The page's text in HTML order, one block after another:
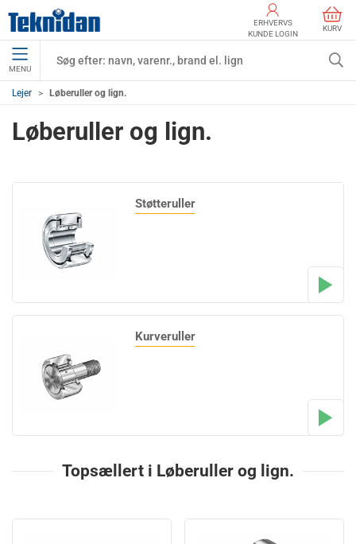
ERHVERVS
KUNDE LOGIN
KURV
MENU
Lejer Løberuller og lign.
Løberuller og lign.
Støtteruller
Kurveruller
Topsællert i Løberuller og lign.